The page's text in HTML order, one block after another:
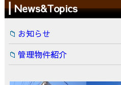
News&Topics
お知らせ
管理物件紹介